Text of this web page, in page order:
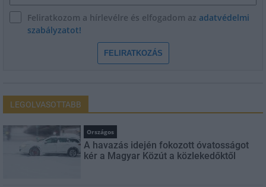
Feliratkozom a hírlevélre és elfogadom az adatvédelmi
szabályzatot!
FELIRATKOZÁS
LEGOLVASOTTABB
Országos
A havazás idején fokozott óvatosságot
kér a Magyar Közút a közlekedőktől